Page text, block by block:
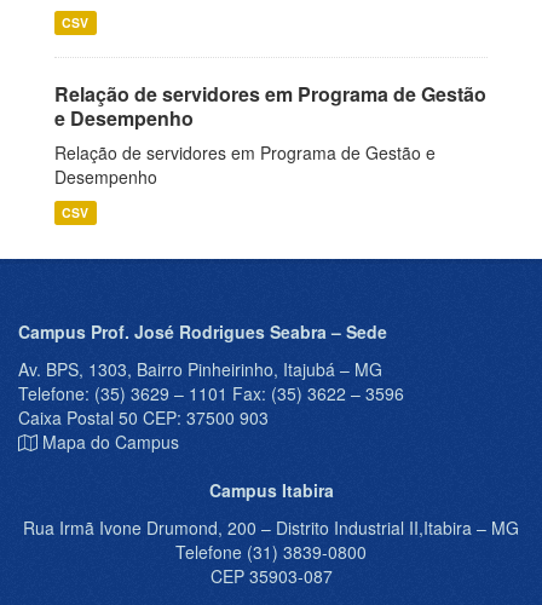
CSV
Relação de servidores em Programa de Gestão
e Desempenho
Relação de servidores em Programa de Gestão e
Desempenho
CSV
Campus Prof. José Rodrigues Seabra – Sede
Av. BPS, 1303, Bairro Pinheirinho, Itajubá – MG
Telefone: (35) 3629 – 1101 Fax: (35) 3622 – 3596
Caixa Postal 50 CEP: 37500 903
Mapa do Campus
Campus Itabira
Rua Irmã Ivone Drumond, 200 – Distrito Industrial II,Itabira – MG
Telefone (31) 3839-0800
CEP 35903-087